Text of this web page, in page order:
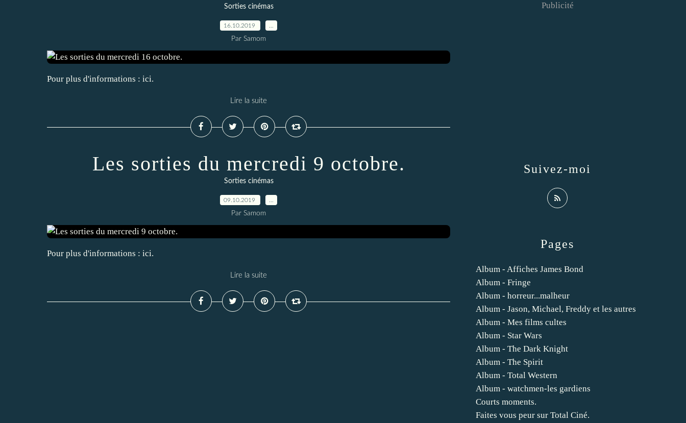
Sorties cinémas
16.10.2019
Par Samom
Pour plus d'informations : ici.
Lire la suite
Les sorties du mercredi 9 octobre.
Sorties cinémas
09.10.2019
Par Samom
Pour plus d'informations : ici.
Lire la suite
Pages
Album - Affiches James Bond
Album - Fringe
Album - horreur...malheur
Album - Jason, Michael, Freddy et les autres
Album - Mes films cultes
Album - Star Wars
Album - The Dark Knight
Album - The Spirit
Album - Total Western
Album - watchmen-les gardiens
Courts moments.
Faites vous peur sur Total Ciné.
Suivez-moi
Publicité